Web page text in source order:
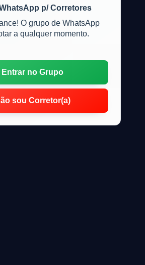
p/ Corretores
O grupo de WhatsApp
a qualquer momento.
Entrar no Grupo
sou Corretor(a)